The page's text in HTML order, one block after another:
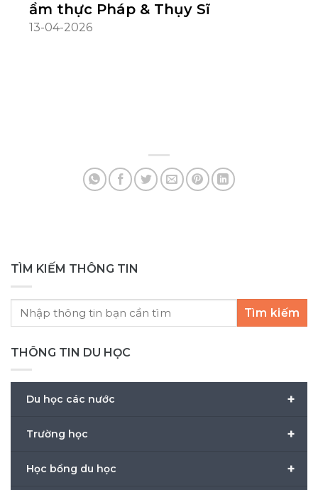
ẩm thực Pháp & Thụy Sĩ
13-04-2026
TÌM KIẾM THÔNG TIN
Tìm kiếm
THÔNG TIN DU HỌC
+
Du học các nước
+
Trường học
+
Học bổng du học